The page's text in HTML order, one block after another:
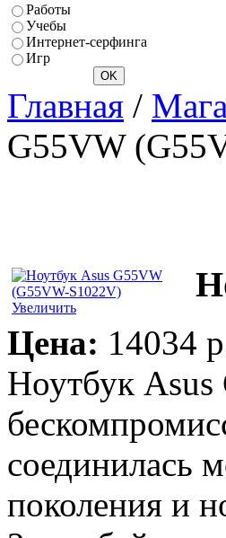
Работы
Учебы
Интернет-серфинга
Игр
Главная /
G55VW
Увеличить
Цена: 14034
Ноутбук
соединилась
поколения и